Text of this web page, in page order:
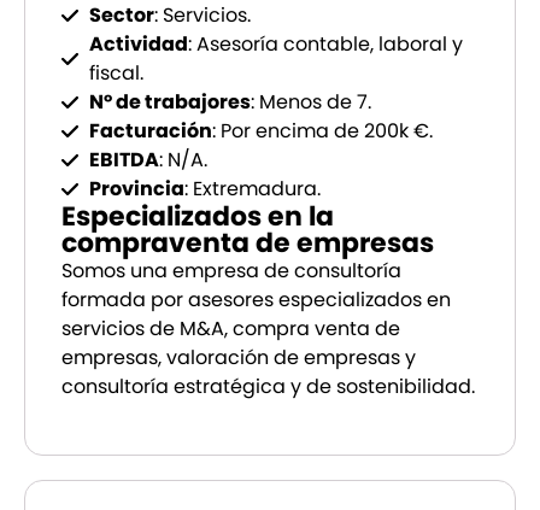
Sector: Servicios.
Actividad: Asesoría contable, laboral y
fiscal.
Nº de trabajores: Menos de 7.
Facturación: Por encima de 200k €.
EBITDA: N/A.
Provincia: Extremadura.
Especializados en la
compraventa de empresas
Somos una empresa de consultoría
formada por asesores especializados en
servicios de M&A, compra venta de
empresas, valoración de empresas y
consultoría estratégica y de sostenibilidad.